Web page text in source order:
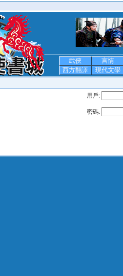
武俠
言情
西方翻譯
現代文學
用戶:
密碼: